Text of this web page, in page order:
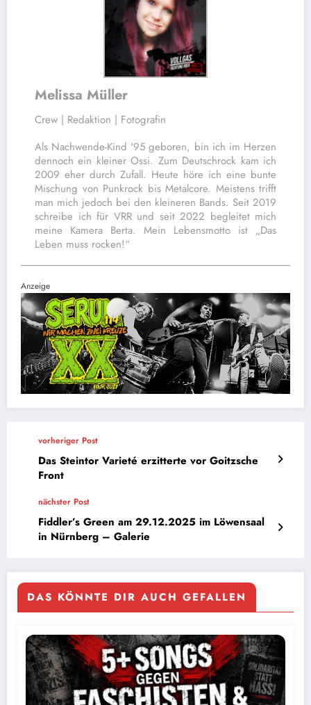
Melissa Müller
Crew | Redaktion | Fotografin
Als Nachwende-Kind '95 geboren, bin ich im Herzen
dennoch ein kleiner Ossi. Zum Deutschrock kam ich
2009 eher durch Zufall. Heute höre ich eine bunte
Mischung von Punkrock bis Metalcore. Meistens trifft
man mich jedoch bei den kleineren Bands. Seit 2019
schreibe ich für VRR und seit 2022 begleitet mich
meine Kamera Berta. Mein Lebensmotto ist „Das
Leben muss rocken!“
Anzeige
vorheriger Post
Das Steintor Varieté erzitterte vor Goitzsche
Front
nächster Post
Fiddler’s Green am 29.12.2025 im Löwensaal
in Nürnberg – Galerie
DAS KÖNNTE DIR AUCH GEFALLEN